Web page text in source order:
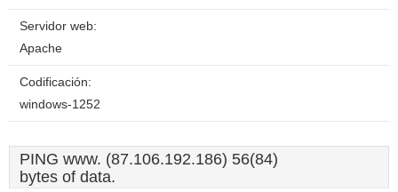
Servidor web:
Apache
Codificación:
windows-1252
PING www. (87.106.192.186) 56(84)
bytes of data.